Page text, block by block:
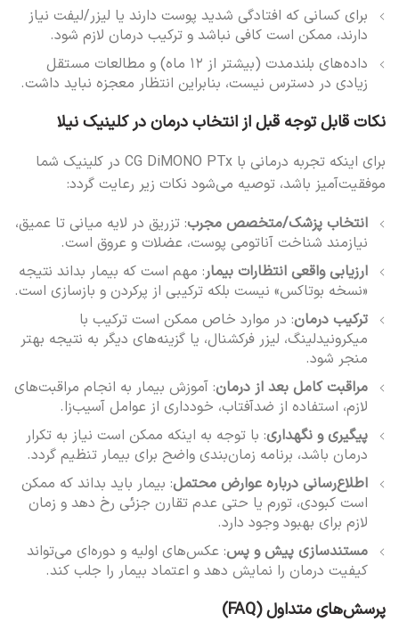
برای کسانی که افتادگی شدید پوست دارند یا لیزر/لیفت نیاز
دارند، ممکن است کافی نباشد و ترکیب درمان لازم شود.
داده‌های بلندمدت (بیشتر از ۱۲ ماه) و مطالعات مستقل
زیادی در دسترس نیست، بنابراین انتظار معجزه نباید داشت.
نکات قابل توجه قبل از انتخاب درمان در کلینیک نیلا
برای اینکه تجربه درمانی با CG DiMONO PTx در کلینیک شما
موفقیت‌آمیز باشد، توصیه می‌شود نکات زیر رعایت گردد:
انتخاب پزشک/متخصص مجرب: تزریق در لایه میانی تا عمیق،
نیازمند شناخت آناتومی پوست، عضلات و عروق است.
ارزیابی واقعی انتظارات بیمار: مهم است که بیمار بداند نتیجه
«نسخه بوتاکس» نیست بلکه ترکیبی از پرکردن و بازسازی است.
ترکیب درمان: در موارد خاص ممکن است ترکیب با
میکرونیدلینگ، لیزر فرکشنال، یا گزینه‌های دیگر به نتیجه بهتر
منجر شود.
مراقبت کامل بعد از درمان: آموزش بیمار به انجام مراقبت‌های
لازم، استفاده از ضدآفتاب، خودداری از عوامل آسیب‌زا.
پیگیری و نگهداری: با توجه به اینکه ممکن است نیاز به تکرار
درمان باشد، برنامه زمان‌بندی واضح برای بیمار تنظیم گردد.
اطلاع‌رسانی درباره عوارض محتمل: بیمار باید بداند که ممکن
است کبودی، تورم یا حتی عدم تقارن جزئی رخ دهد و زمان
لازم برای بهبود وجود دارد.
مستندسازی پیش و پس: عکس‌های اولیه و دوره‌ای می‌تواند
کیفیت درمان را نمایش دهد و اعتماد بیمار را جلب کند.
پرسش‌های متداول (FAQ)